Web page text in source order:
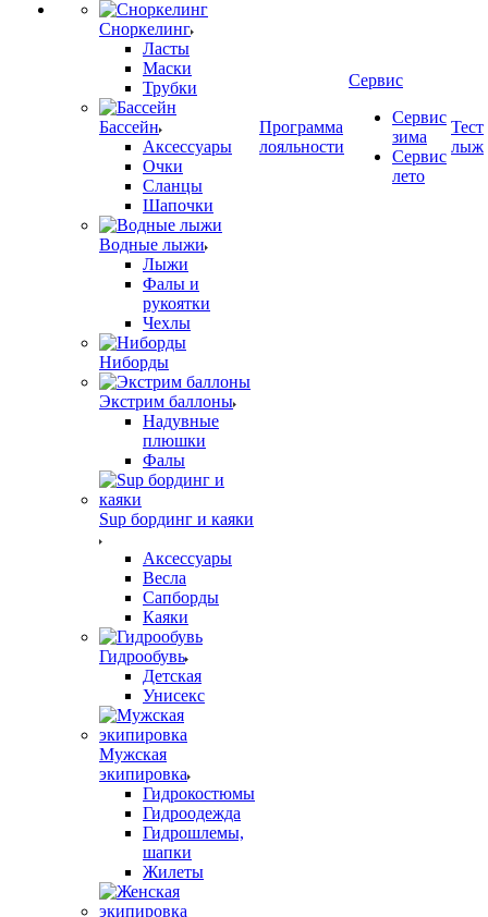
Сноркелинг
Ласты
Маски
Трубки
Бассейн
Аксессуары
Очки
Сланцы
Шапочки
Водные лыжи
Лыжи
Фалы и
рукоятки
Чехлы
Ниборды
Экстрим баллоны
Надувные
плюшки
Фалы
Sup бординг и каяки
Аксессуары
Весла
Сапборды
Каяки
Гидрообувь
Детская
Унисекс
Мужская
экипировка
Гидрокостюмы
Гидроодежда
Гидрошлемы,
шапки
Жилеты
Программа
лояльности
Сервис
Сервис
зима
Сервис
лето
Тест
лыж